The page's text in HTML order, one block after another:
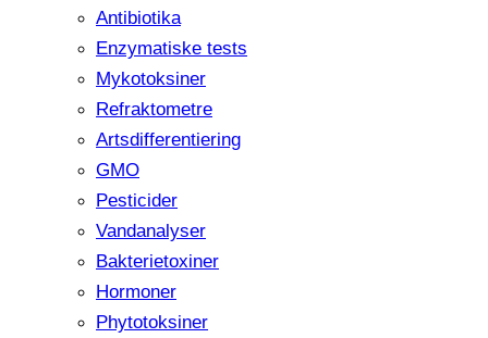
Antibiotika
Enzymatiske tests
Mykotoksiner
Refraktometre
Artsdifferentiering
GMO
Pesticider
Vandanalyser
Bakterietoxiner
Hormoner
Phytotoksiner